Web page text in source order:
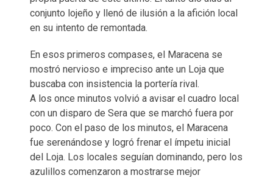
conjunto lojeño y llenó de ilusión a la afición local
en su intento de remontada.
En esos primeros compases, el Maracena se
mostró nervioso e impreciso ante un Loja que
buscaba con insistencia la portería rival.
A los once minutos volvió a avisar el cuadro local
con un disparo de Sera que se marchó fuera por
poco. Con el paso de los minutos, el Maracena
fue serenándose y logró frenar el ímpetu inicial
del Loja. Los locales seguían dominando, pero los
azulillos comenzaron a mostrarse mejor